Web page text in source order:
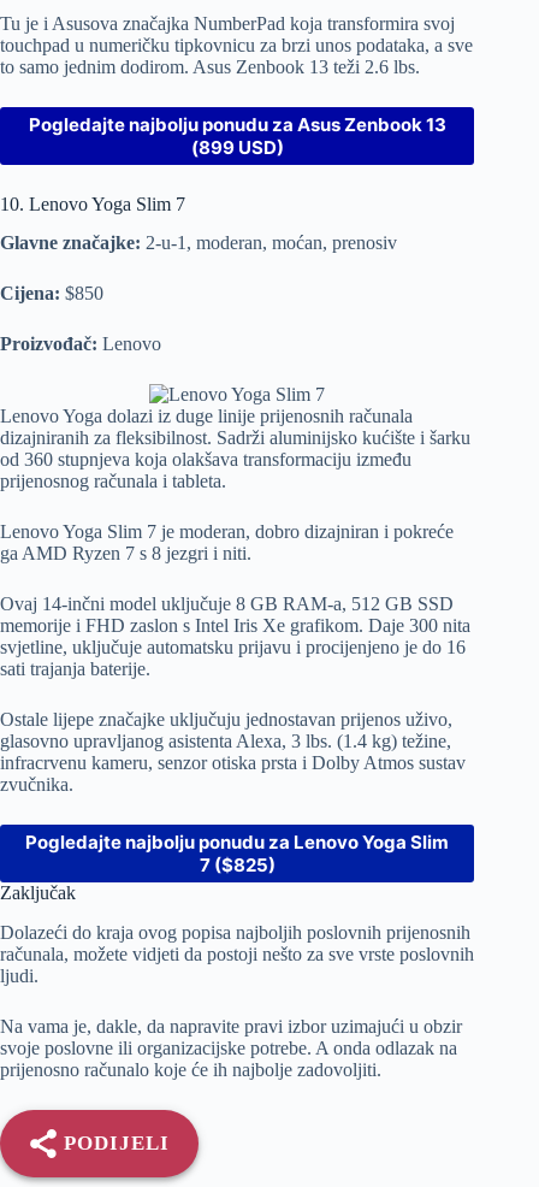
Tu je i Asusova značajka NumberPad koja transformira svoj
touchpad u numeričku tipkovnicu za brzi unos podataka, a sve
to samo jednim dodirom. Asus Zenbook 13 teži 2.6 lbs.
Pogledajte najbolju ponudu za Asus Zenbook 13
(899 USD)
10. Lenovo Yoga Slim 7
Glavne značajke: 2-u-1, moderan, moćan, prenosiv
Cijena: $850
Proizvođač: Lenovo
Lenovo Yoga dolazi iz duge linije prijenosnih računala
dizajniranih za fleksibilnost. Sadrži aluminijsko kućište i šarku
od 360 stupnjeva koja olakšava transformaciju između
prijenosnog računala i tableta.
Lenovo Yoga Slim 7 je moderan, dobro dizajniran i pokreće
ga AMD Ryzen 7 s 8 jezgri i niti.
Ovaj 14-inčni model uključuje 8 GB RAM-a, 512 GB SSD
memorije i FHD zaslon s Intel Iris Xe grafikom. Daje 300 nita
svjetline, uključuje automatsku prijavu i procijenjeno je do 16
sati trajanja baterije.
Ostale lijepe značajke uključuju jednostavan prijenos uživo,
glasovno upravljanog asistenta Alexa, 3 lbs. (1.4 kg) težine,
infracrvenu kameru, senzor otiska prsta i Dolby Atmos sustav
zvučnika.
Pogledajte najbolju ponudu za Lenovo Yoga Slim
7 ($825)
Zaključak
Dolazeći do kraja ovog popisa najboljih poslovnih prijenosnih
računala, možete vidjeti da postoji nešto za sve vrste poslovnih
ljudi.
Na vama je, dakle, da napravite pravi izbor uzimajući u obzir
svoje poslovne ili organizacijske potrebe. A onda odlazak na
prijenosno računalo koje će ih najbolje zadovoljiti.
PODIJELI